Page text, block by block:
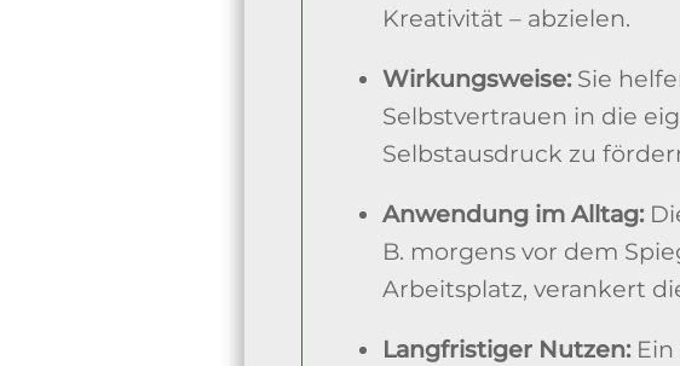
Kreativität – abzielen.
Wirkungsweise:Sie
Selbstvertrauen in die
Selbstausdruck zu
Anwendung im Alltag:
B. morgens vor dem
Arbeitsplatz, verankert
Langfristiger Nutzen:Ein